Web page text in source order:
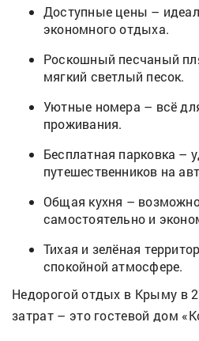
Доступные цены –
экономного отдыха.
Роскошный песчаный
мягкий светлый песок.
Уютные номера – всё
проживания.
Бесплатная парковка –
путешественников на
Общая кухня –
самостоятельно и
Тихая и зелёная
спокойной атмосфере.
Недорогой отдых в Крыму в
затрат – это гостевой дом